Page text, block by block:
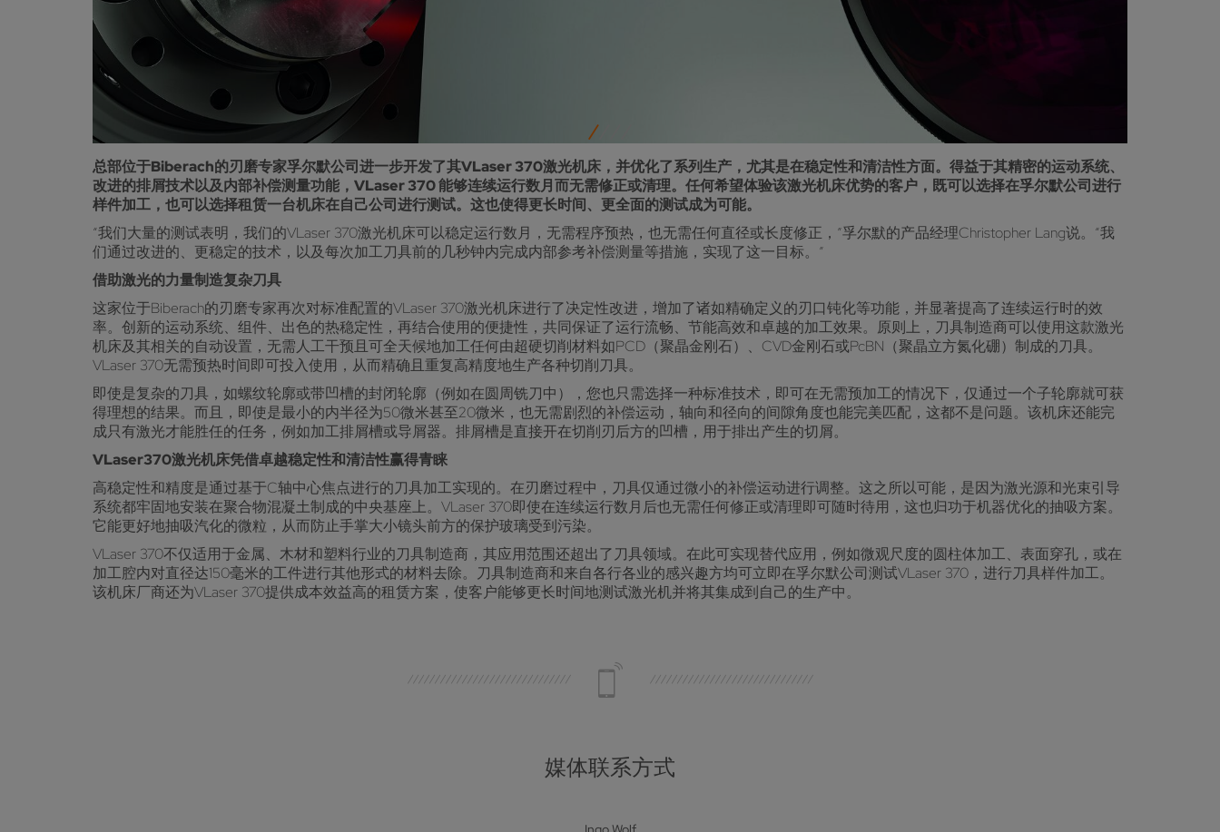
总部位于Biberach的刃磨专家孚尔默公司进一步开发了其VLaser 370激光机床，并优化了系列生产，尤其是在稳定性和清洁性方面。得益于其精密的运动系统、
改进的排屑技术以及内部补偿测量功能，VLaser 370 能够连续运行数月而无需修正或清理。任何希望体验该激光机床优势的客户，既可以选择在孚尔默公司进行
样件加工，也可以选择租赁一台机床在自己公司进行测试。这也使得更长时间、更全面的测试成为可能。
“我们大量的测试表明，我们的VLaser 370激光机床可以稳定运行数月，无需程序预热，也无需任何直径或长度修正，”孚尔默的产品经理Christopher Lang说。“我
们通过改进的、更稳定的技术，以及每次加工刀具前的几秒钟内完成内部参考补偿测量等措施，实现了这一目标。”
借助激光的力量制造复杂刀具
这家位于Biberach的刃磨专家再次对标准配置的VLaser 370激光机床进行了决定性改进，增加了诸如精确定义的刃口钝化等功能，并显著提高了连续运行时的效
率。创新的运动系统、组件、出色的热稳定性，再结合使用的便捷性，共同保证了运行流畅、节能高效和卓越的加工效果。原则上，刀具制造商可以使用这款激光
机床及其相关的自动设置，无需人工干预且可全天候地加工任何由超硬切削材料如PCD（聚晶金刚石）、CVD金刚石或PcBN（聚晶立方氮化硼）制成的刀具。
VLaser 370无需预热时间即可投入使用，从而精确且重复高精度地生产各种切削刀具。
即使是复杂的刀具，如螺纹轮廓或带凹槽的封闭轮廓（例如在圆周铣刀中），您也只需选择一种标准技术，即可在无需预加工的情况下，仅通过一个子轮廓就可获
得理想的结果。而且，即使是最小的内半径为50微米甚至20微米，也无需剧烈的补偿运动，轴向和径向的间隙角度也能完美匹配，这都不是问题。该机床还能完
成只有激光才能胜任的任务，例如加工排屑槽或导屑器。排屑槽是直接开在切削刃后方的凹槽，用于排出产生的切屑。
VLaser370激光机床凭借卓越稳定性和清洁性赢得青睐
高稳定性和精度是通过基于C轴中心焦点进行的刀具加工实现的。在刃磨过程中，刀具仅通过微小的补偿运动进行调整。这之所以可能，是因为激光源和光束引导
系统都牢固地安装在聚合物混凝土制成的中央基座上。VLaser 370即使在连续运行数月后也无需任何修正或清理即可随时待用，这也归功于机器优化的抽吸方案。
它能更好地抽吸汽化的微粒，从而防止手掌大小镜头前方的保护玻璃受到污染。
VLaser 370不仅适用于金属、木材和塑料行业的刀具制造商，其应用范围还超出了刀具领域。在此可实现替代应用，例如微观尺度的圆柱体加工、表面穿孔，或在
加工腔内对直径达150毫米的工件进行其他形式的材料去除。刀具制造商和来自各行各业的感兴趣方均可立即在孚尔默公司测试VLaser 370，进行刀具样件加工。
该机床厂商还为VLaser 370提供成本效益高的租赁方案，使客户能够更长时间地测试激光机并将其集成到自己的生产中。
媒体联系方式